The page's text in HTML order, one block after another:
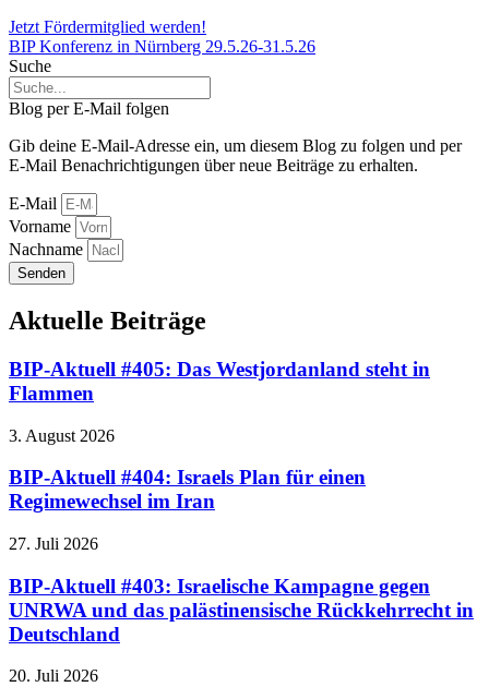
Jetzt Fördermitglied werden!
BIP Konferenz in Nürnberg 29.5.26-31.5.26
Suche
Blog per E-Mail folgen
Gib deine E-Mail-Adresse ein, um diesem Blog zu folgen und per
E-Mail Benachrichtigungen über neue Beiträge zu erhalten.
E-Mail
Vorname
Nachname
Senden
Aktuelle Beiträge
BIP-Aktuell #405: Das Westjordanland steht in
Flammen
3. August 2026
BIP-Aktuell #404: Israels Plan für einen
Regimewechsel im Iran
27. Juli 2026
BIP-Aktuell #403: Israelische Kampagne gegen
UNRWA und das palästinensische Rückkehrrecht in
Deutschland
20. Juli 2026